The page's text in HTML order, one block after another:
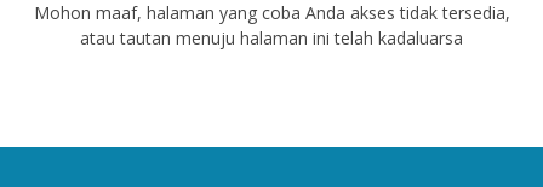
Mohon maaf, halaman yang coba Anda akses tidak tersedia,
atau tautan menuju halaman ini telah kadaluarsa